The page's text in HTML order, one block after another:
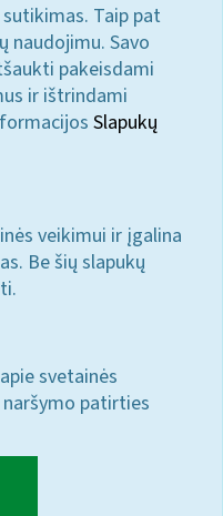
Taip pat
naudojimu. Savo
pakeisdami
ir ištrindami
Slapukų
veikimui ir įgalina
Be šių slapukų
svetainės
patirties